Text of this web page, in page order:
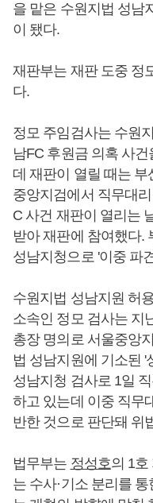
을 맡은 수원지법 성남
이 됐다.
재판부는 재판 도중 정
다.
정모 주임검사는 수원
남FC 후원금 의혹 사
데 재판이 열릴 때는
중앙지검에서 직무대
C 사건 재판이 열리는
받아 재판에 참여했다.
성남지청으로 '이중 파
수원지법 성남지원 허
소속인 정모 검사는 지
총장 명의로 서울중앙
법 성남지원에 기소된 '
성남지청 검사로 1일
하고 있는데 이중 직무
반한 것으로 판단돼 위
법무부는 정성호의 1호
는 수사·기소 분리를